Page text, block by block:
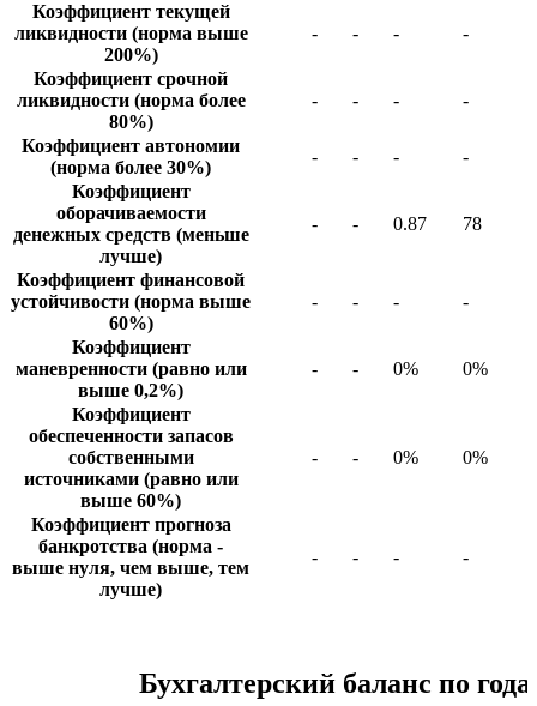
Коэффициент текущей
ликвидности (норма выше
200%)
- - - -
Коэффициент срочной
ликвидности (норма более
80%)
- - - -
Коэффициент автономии
(норма более 30%)
- - - -
Коэффициент
оборачиваемости
денежных средств (меньше
лучше)
- - 0.87 78
Коэффициент финансовой
устойчивости (норма выше
60%)
- - - -
Коэффициент
маневренности (равно или
выше 0,2%)
- - 0% 0%
Коэффициент
обеспеченности запасов
собственными
источниками (равно или
выше 60%)
- - 0% 0%
Коэффициент прогноза
банкротства (норма -
выше нуля, чем выше, тем
лучше)
- - - -
Бухгалтерский баланс по